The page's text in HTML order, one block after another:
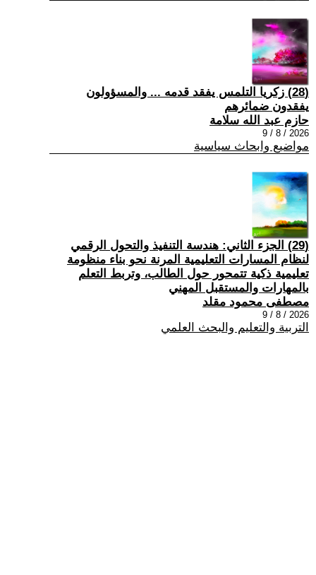
(28) زكريا التلمس يفقد قدمه ... والمسؤولون
يفقدون ضمائرهم
حازم عبد الله سلامة
2026 / 8 / 9
مواضيع وابحاث سياسية
(29) الجزء الثاني: هندسة التنفيذ والتحول الرقمي
لنظام المسارات التعليمية المرنة نحو بناء منظومة
تعليمية ذكية تتمحور حول الطالب، وتربط التعلم
بالمهارات والمستقبل المهني
مصطفى محمود مقلد
2026 / 8 / 9
التربية والتعليم والبحث العلمي